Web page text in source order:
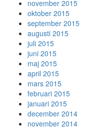
november 2015
oktober 2015
september 2015
augusti 2015
juli 2015
juni 2015
maj 2015
april 2015
mars 2015
februari 2015
januari 2015
december 2014
november 2014